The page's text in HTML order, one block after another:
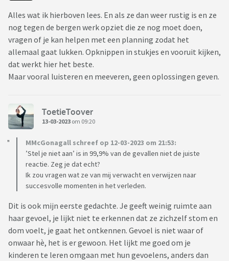
Alles wat ik hierboven lees. En als ze dan weer rustig is en ze
nog tegen de bergen werk opziet die ze nog moet doen,
vragen of je kan helpen met een planning zodat het
allemaal gaat lukken. Opknippen in stukjes en vooruit kijken,
dat werkt hier het beste.
Maar vooral luisteren en meeveren, geen oplossingen geven.
ToetieToover
13-03-2023 om 09:20
MMcGonagall schreef op 12-03-2023 om 21:53:
’Stel je niet aan’ is in 99,9% van de gevallen niet de juiste
reactie. Zeg je dat echt?
Ik zou vragen wat ze van mij verwacht en verwijzen naar
succesvolle momenten in het verleden.
Dit is ook mijn eerste gedachte. Je geeft weinig ruimte aan
haar gevoel, je lijkt niet te erkennen dat ze zichzelf stom en
dom voelt, je gaat het ontkennen. Gevoel is niet waar of
onwaar hè, het is er gewoon. Het lijkt me goed om je
kinderen te leren omgaan met hun gevoelens, anders dan